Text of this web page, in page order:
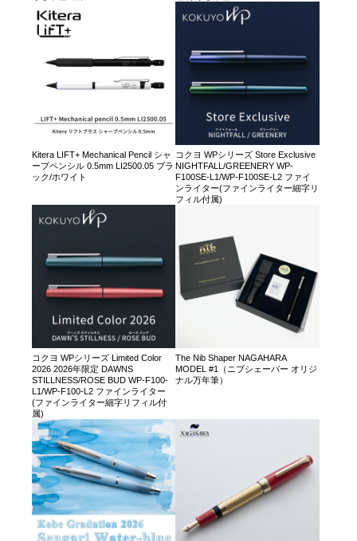
Kitera LIFT+ Mechanical Pencil シャ
ープペンシル 0.5mm LI2500.05 ブラ
ック/ホワイト
コクヨ WPシリーズ Store Exclusive
NIGHTFALL/GREENERY WP-
F100SE-L1/WP-F100SE-L2 ファイ
ンライター(ファインライター細字リ
フィル付属)
コクヨ WPシリーズ Limited Color
2026 2026年限定 DAWNS
STILLNESS/ROSE BUD WP-F100-
L1/WP-F100-L2 ファインライター
(ファインライター細字リフィル付
属)
The Nib Shaper NAGAHARA
MODEL #1（ニブシェーパー オリジ
ナル万年筆）